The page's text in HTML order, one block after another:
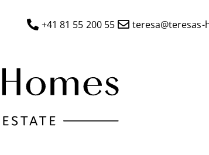
+41 81 55 200 55 teresa@teresas-